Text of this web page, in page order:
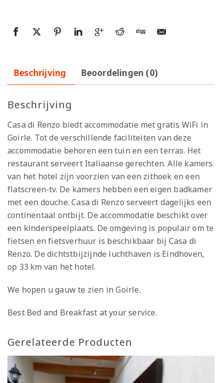
Beschrijving Beoordelingen (0)
Beschrijving
Casa di Renzo biedt accommodatie met gratis WiFi in
Goirle. Tot de verschillende faciliteiten van deze
accommodatie behoren een tuin en een terras. Het
restaurant serveert Italiaanse gerechten. Alle kamers
van het hotel zijn voorzien van een zithoek en een
flatscreen-tv. De kamers hebben een eigen badkamer
met een douche. Casa di Renzo serveert dagelijks een
continentaal ontbijt. De accommodatie beschikt over
een kinderspeelplaats. De omgeving is populair om te
fietsen en fietsverhuur is beschikbaar bij Casa di
Renzo. De dichtstbijzijnde luchthaven is Eindhoven,
op 33 km van het hotel.
We hopen u gauw te zien in Goirle.
Best Bed and Breakfast at your service.
Gerelateerde Producten